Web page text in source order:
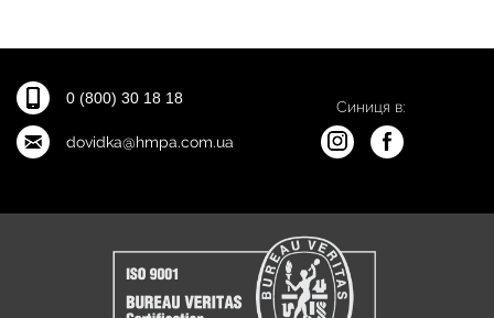
0 (800) 30 18 18
dovidka@hmpa.com.ua
Синиця в: